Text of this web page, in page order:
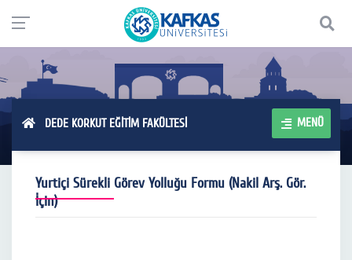
DEDE KORKUT EĞİTİM FAKÜLTESİ MENÜ
Yurtiçi Sürekli Görev Yolluğu Formu (Nakil Arş. Gör.
İçin)